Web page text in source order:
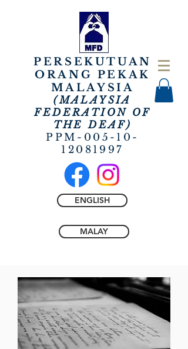
PERSEKUTUAN
ORANG PEKAK
MALAYSIA
(MALAYSIA
FEDERATION OF
THE DEAF)
PPM-005-10-
12081997
ENGLISH
MALAY